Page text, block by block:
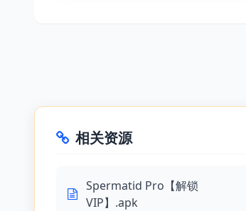
相关资源
Spermatid Pro【解锁
VIP】.apk